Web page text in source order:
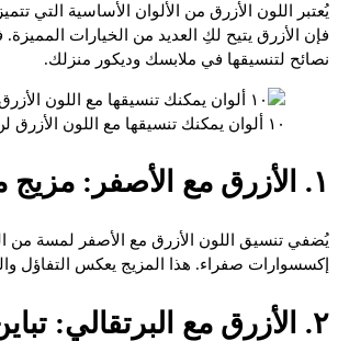
يُعتبر اللون الأزرق من الألوان الأساسية التي
نصائح لتنسيقها في ملابسك وديكور منزلك.
١٠ ألوان يمكنك تنسيقها مع اللون الأزرق لن تتوقعيها
١. الأزرق مع الأصفر: مزيج من الحيوية والتفاؤل
يُضفي تنسيق اللون الأزرق مع الأصفر لمسة من
إكسسوارات صفراء. هذا المزيج يعكس التفاؤل
٢. الأزرق مع البرتقالي: تباين جريء ومميز